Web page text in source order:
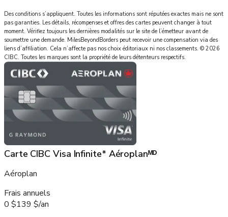
Des conditions s’appliquent. Toutes les informations sont réputées exactes mais ne sont
pas garanties. Les détails, récompenses et offres des cartes peuvent changer à tout
moment. Vérifiez toujours les dernières modalités sur le site de l’émetteur avant de
soumettre une demande. MilesBeyondBorders peut recevoir une compensation via des
liens d’affiliation. Cela n’affecte pas nos choix éditoriaux ni nos classements. © 2026
CIBC. Toutes les marques sont la propriété de leurs détenteurs respectifs.
Carte CIBC Visa Infinite* Aéroplanᴹᴰ
Aéroplan
Frais annuels
0 $139 $/an